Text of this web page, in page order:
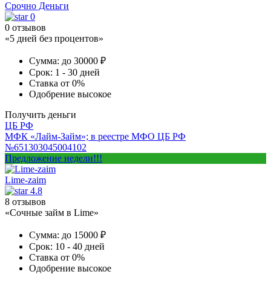
Срочно Деньги
0
0 отзывов
«5 дней без процентов»
Сумма: до 30000 ₽
Срок: 1 - 30 дней
Ставка от 0%
Одобрение высокое
Получить деньги
ЦБ РФ
МФК «Лайм-Займ»; в реестре МФО ЦБ РФ
№651303045004102
Предложение недели!!!
Lime-zaim
4.8
8 отзывов
«Сочные займ в Lime»
Сумма: до 15000 ₽
Срок: 10 - 40 дней
Ставка от 0%
Одобрение высокое